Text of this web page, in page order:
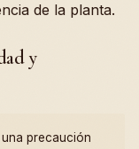
de la planta.
y
precaución